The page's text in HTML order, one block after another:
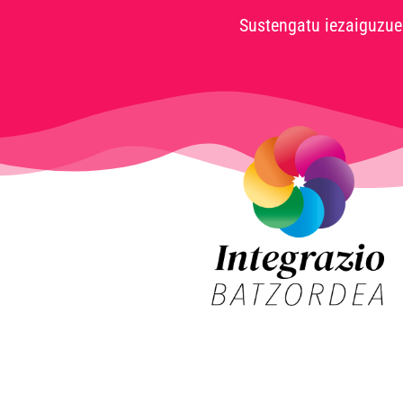
Sustengatu iezaiguzue